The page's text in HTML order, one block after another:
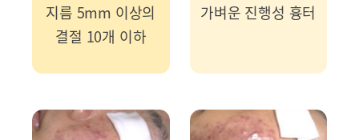
지름 5mm 이상의
결절 10개 이하
가벼운 진행성 흉터